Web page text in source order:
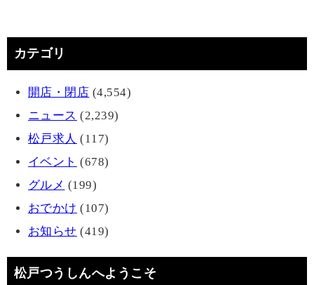
カテゴリ
開店・閉店 (4,554)
ニュース (2,239)
松戸求人 (117)
イベント (678)
グルメ (199)
おでかけ (107)
お知らせ (419)
松戸つうしんへようこそ